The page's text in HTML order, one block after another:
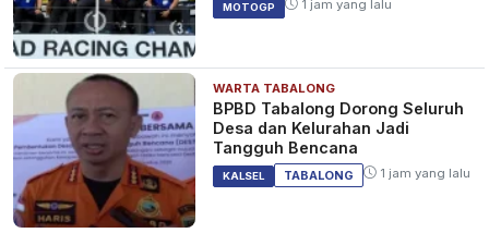
Layanan Kesehatan
Mentan Amran Jelaskan
Penyebab Mahalnya Harga
Beras di Papua
EKONOMI 9 bulan yang lalu
MOTOGP 1 jam yang lalu
WARTA TABALONG
BPBD Tabalong Dorong Seluruh
Desa dan Kelurahan Jadi
Tangguh Bencana
KALSEL TABALONG 1 jam yang lalu